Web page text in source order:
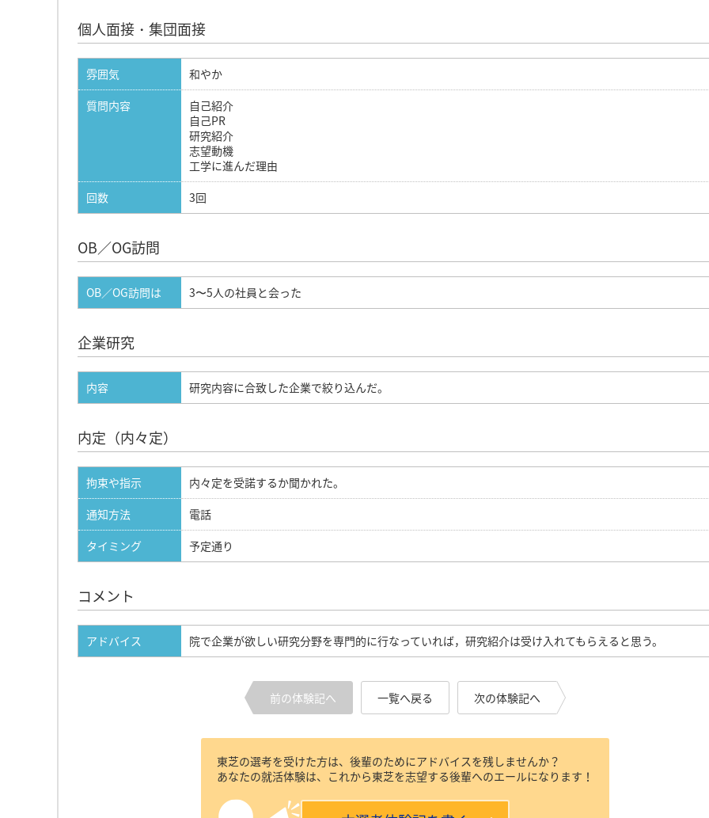
個人面接・集団面接
雰囲気
和やか
質問内容
自己紹介
自己PR
研究紹介
志望動機
工学に進んだ理由
回数
3回
OB／OG訪問
OB／OG訪問は 3〜5人の社員と会った
企業研究
内容 研究内容に合致した企業で絞り込んだ。
内定（内々定）
拘束や指示
内々定を受諾するか聞かれた。
通知方法
電話
タイミング
予定通り
コメント
アドバイス 院で企業が欲しい研究分野を専門的に行なっていれば，研究紹介は受け入れてもらえると思う。
前の体験記へ 一覧へ戻る 次の体験記へ
東芝の選考を受けた方は、後輩のためにアドバイスを残しませんか？
あなたの就活体験は、これから東芝を志望する後輩へのエールになります！